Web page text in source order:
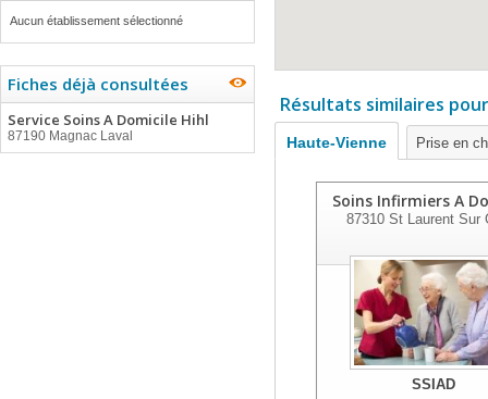
Aucun établissement sélectionné
Fiches déjà consultées
Service Soins A Domicile Hihl
87190 Magnac Laval
Résultats similaires
Haute-Vienne Prise en
Soins Infirmiers A
87310 St Laurent Sur
SSIAD